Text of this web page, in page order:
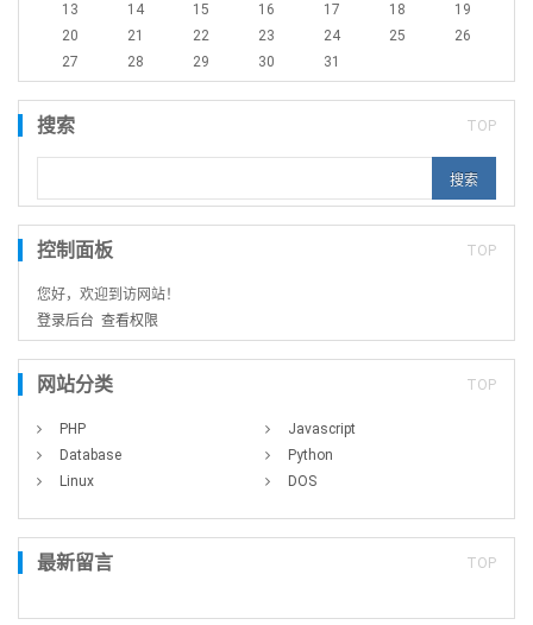
13
14 15 16 17 18
19
20
21 22 23 24 25
26
27
28 29 30 31
TOP
搜索
TOP
控制面板
您好，欢迎到访网站！
登录后台 查看权限
TOP
网站分类
PHP
Javascript
Database
Python
Linux
DOS
TOP
最新留言